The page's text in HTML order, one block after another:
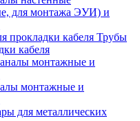
для монтажа ЭУИ) и
Трубы
кабеля
монтажные и